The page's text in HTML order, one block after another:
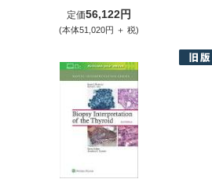
定価56,122円
(本体51,020円 ＋ 税)